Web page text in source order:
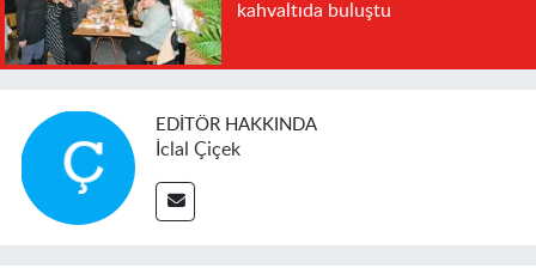
kahvaltıda buluştu
EDITÖR HAKKINDA
İclal Çiçek